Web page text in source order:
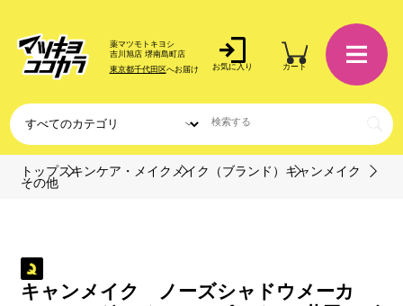
薬マツモトキヨシ
吉川旭店 堺南島町店
東京都千代田区へお届け お気に入り カート
トップスキンケア・メイク メイク（ブランド） キャンメイク
その他
キャンメイク ノーズシャドウメーカ